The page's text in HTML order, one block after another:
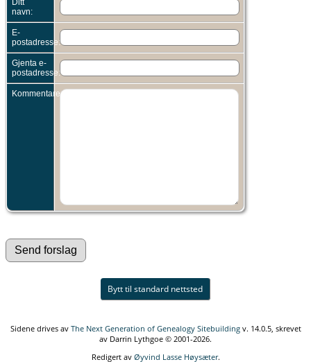
navn:
E-
postadresse:
Gjenta e-
postadresse:
Kommentarer:
Bytt til standard nettsted
Sidene drives av The Next Generation of Genealogy Sitebuildingv. 14.0.5, skrevet
av Darrin Lythgoe © 2001-2026.
Redigert av Øyvind Lasse Høysæter.